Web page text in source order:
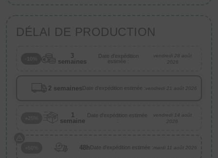
DÉLAI DE PRODUCTION
3
semaines
Date d'expédition
estimée :
vendredi 28 août
2026
2 semaines Date d'expédition estimée :vendredi 21 août 2026
1
semaine
Date d'expédition estimée
:
vendredi 14 août
2026
48h Date d'expédition estimée :mardi 11 août 2026